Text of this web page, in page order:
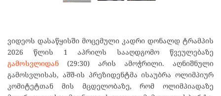
ვიდეოს დასაწყისში მოცემული კადრი დონალდ ტრამპის
2026 წლის 1 აპრილს სააღდგომო წვეულებაზე
გამოსვლიდან (29:30) არის ამოჭრილი. აღნიშნული
გამოსვლისას, აშშ-ის პრეზიდენტმა ისაუბრა ოლიმპიურ
კომიტეტთან მის მცდელობაზე, რომ ოლიმპიადაზე